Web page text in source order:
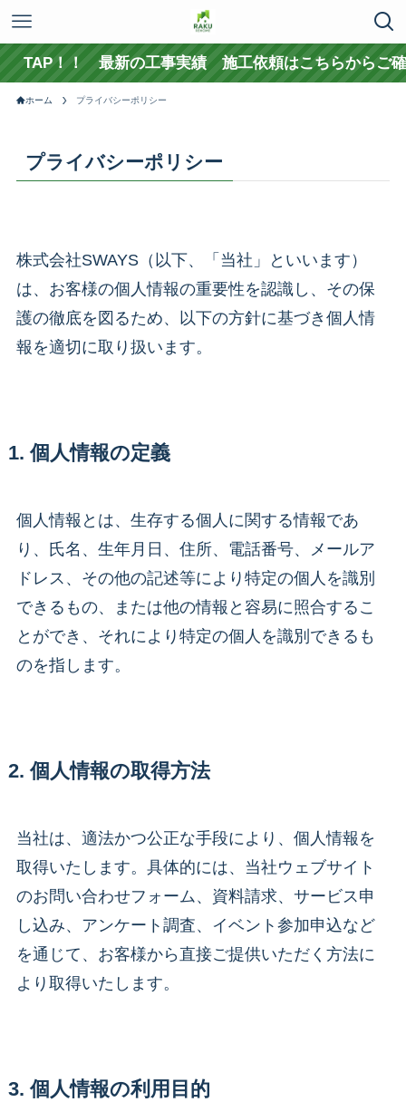
！！ 最新の工事実績 施工依頼はこちらからご確認
ホーム プライバシーポリシー
プライバシーポリシー
株式会社SWAYS（以下、「当社」といいます）
は、お客様の個人情報の重要性を認識し、その保
護の徹底を図るため、以下の方針に基づき個人情
報を適切に取り扱います。
1. 個人情報の定義
個人情報とは、生存する個人に関する情報であ
り、氏名、生年月日、住所、電話番号、メールア
ドレス、その他の記述等により特定の個人を識別
できるもの、または他の情報と容易に照合するこ
とができ、それにより特定の個人を識別できるも
のを指します。
2. 個人情報の取得方法
当社は、適法かつ公正な手段により、個人情報を
取得いたします。具体的には、当社ウェブサイト
のお問い合わせフォーム、資料請求、サービス申
し込み、アンケート調査、イベント参加申込など
を通じて、お客様から直接ご提供いただく方法に
より取得いたします。
3. 個人情報の利用目的